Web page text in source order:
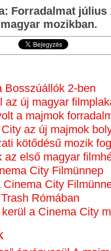
Forradalmat július
magyar mozikban.
Bosszúállók 2-ben
az új magyar
a majmok
az új majmok
kötődésű mozik
az első magyar
City Filmünnep
City
Rómában
a Cinema City